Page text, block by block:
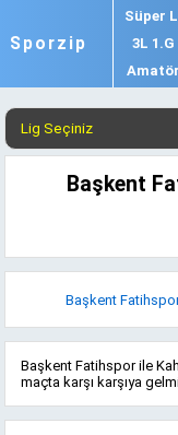
Sporzip
Süper
3L 1.G
Amatör
Başkent
Başkent
Başkent Fatihspor ile
maçta karşı karşıya